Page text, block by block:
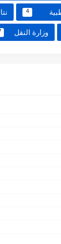
4
وزارة النقل